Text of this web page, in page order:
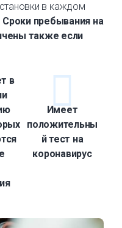
в каждом
Сроки пребывания на
также если
в
Имеет
положительны
й тест на
коронавирус